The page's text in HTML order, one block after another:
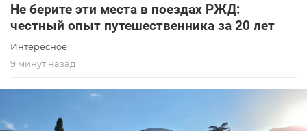
Не берите эти места в поездах РЖД:
честный опыт путешественника за 20 лет
Интересное
9 минут назад